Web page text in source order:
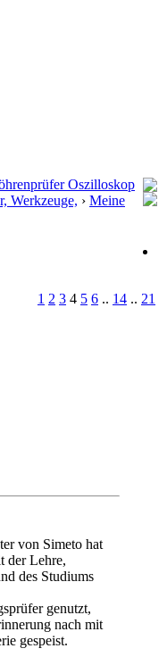
Oszilloskop
Werkzeuge, › Meine
1 2 3 4 5 6 .. 14 .. 21
von Simeto hat
der Lehre,
des Studiums
genutzt,
nach mit
gespeist.